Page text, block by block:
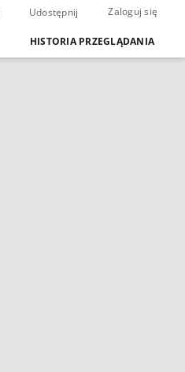
Udostępnij Zaloguj się
HISTORIA PRZEGLĄDANIA